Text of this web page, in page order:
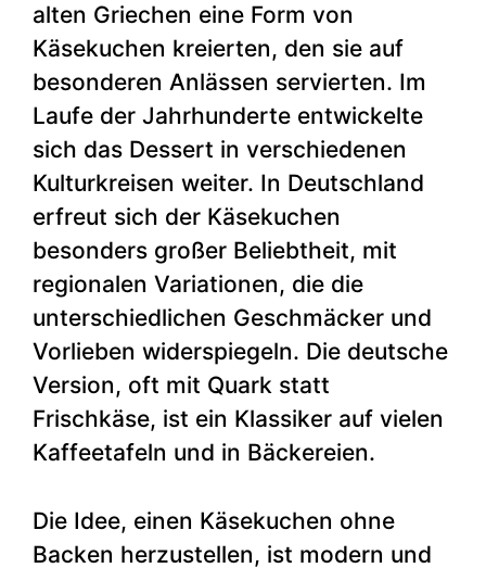
alten Griechen eine Form von
Käsekuchen kreierten, den sie auf
besonderen Anlässen servierten. Im
Laufe der Jahrhunderte entwickelte
sich das Dessert in verschiedenen
Kulturkreisen weiter. In Deutschland
erfreut sich der Käsekuchen
besonders großer Beliebtheit, mit
regionalen Variationen, die die
unterschiedlichen Geschmäcker und
Vorlieben widerspiegeln. Die deutsche
Version, oft mit Quark statt
Frischkäse, ist ein Klassiker auf vielen
Kaffeetafeln und in Bäckereien.
Die Idee, einen Käsekuchen ohne
Backen herzustellen, ist modern und